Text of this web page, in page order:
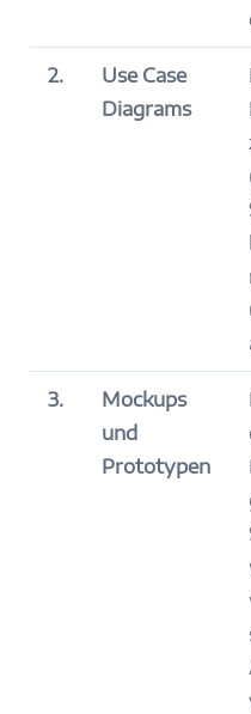
2.
Use Case
Diagrams
3.
Mockups
und
Prototypen